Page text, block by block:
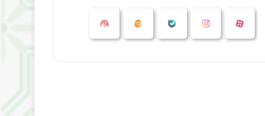
آپارات اینستاگرام ایتا